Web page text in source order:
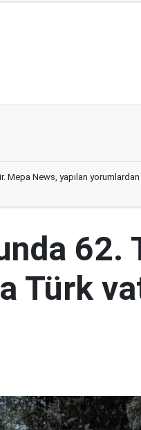
News, yapılan
62.
Türk